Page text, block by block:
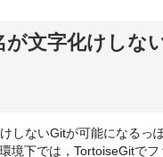
文字化けしな
しないGitが可能になるっ
境下では，TortoiseGitで